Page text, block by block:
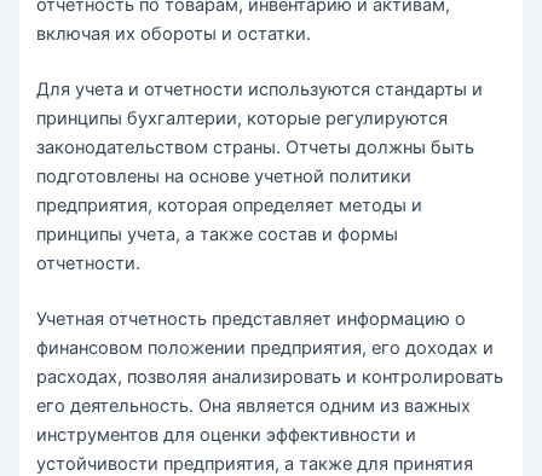
отчетность по товарам, инвентарию и активам,
включая их обороты и остатки.
Для учета и отчетности используются стандарты и
принципы бухгалтерии, которые регулируются
законодательством страны. Отчеты должны быть
подготовлены на основе учетной политики
предприятия, которая определяет методы и
принципы учета, а также состав и формы
отчетности.
Учетная отчетность представляет информацию о
финансовом положении предприятия, его доходах и
расходах, позволяя анализировать и контролировать
его деятельность. Она является одним из важных
инструментов для оценки эффективности и
устойчивости предприятия, а также для принятия